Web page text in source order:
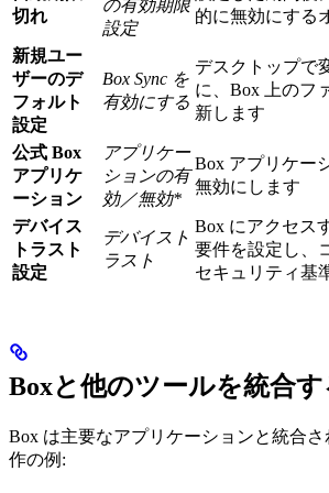
切れ
の有効期限
設定
的に無効にする
新規ユー
ザーのデ
フォルト
設定
Box Sync を
有効にする
デスクトップで
に、Box 上のフ
新します
公式 Box
アプリケ
ーション
アプリケー
ションの有
効／無効*
Box アプリケー
無効にします
デバイス
トラスト
設定
デバイスト
ラスト
Box にアクセス
要件を設定し、
セキュリティ基
Boxと他のツールを統合す
Box は主要なアプリケーションと統合
作の例: